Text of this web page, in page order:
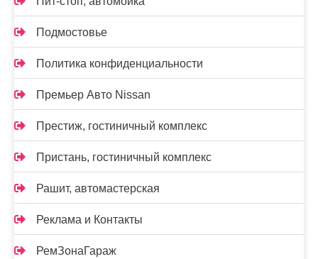
Подмостовье
Политика конфиденциальности
Премьер Авто Nissan
Престиж, гостиничный комплекс
Пристань, гостиничный комплекс
Рашит, автомастерская
Реклама и Контакты
РемЗонаГараж